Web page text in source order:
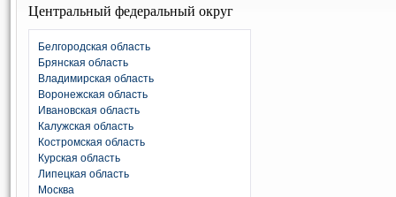
Центральный федеральный округ
Белгородская область
Брянская область
Владимирская область
Воронежская область
Ивановская область
Калужская область
Костромская область
Курская область
Липецкая область
Москва